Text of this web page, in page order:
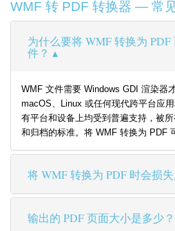
WMF 转 PDF 转换器 — 常
为什么要将 WMF 转换为
件？
WMF 文件需要 Windows GDI 渲染器
macOS、Linux 或任何现代跨平台应
有平台和设备上均受到普遍支持，被
和归档的标准。将 WMF 转换为 PDF
将 WMF 转换为 PDF 时会损
输出的 PDF 页面大小是多少？